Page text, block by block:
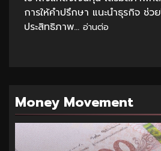
การให้คำปรึกษา แนะนำธุรกิจ ช่ว
ประสิทธิภาพ... อ่านต่อ
Money Movement